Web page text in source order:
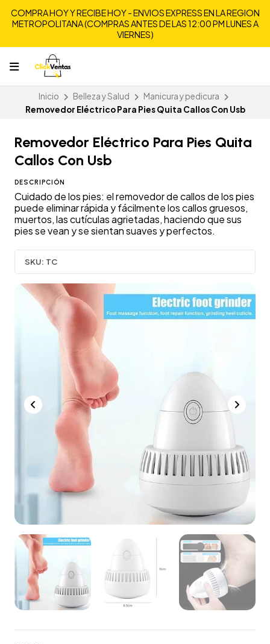
COMPRA HOY Y RECIBE HOY - ENVIOS EXPRESS EN LA REGION
METROPOLITANA (COMPRAS ANTES DE LAS 12:00 PM LUNES A
VIERNES)
Inicio Belleza y Salud
Manicura y pedicura
Removedor Eléctrico Para Pies Quita Callos Con Usb
Removedor Eléctrico Para Pies Quita
Callos Con Usb
DESCRIPCIÓN
Cuidado de los pies: el removedor de callos de los pies
puede eliminar rápida y fácilmente los callos gruesos,
muertos, las cutículas agrietadas, haciendo que sus
pies se vean y se sientan suaves y perfectos.
SKU: TC